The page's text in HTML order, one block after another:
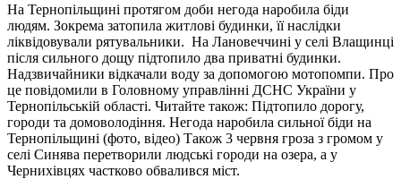
На Тернопільщині протягом доби негода наробила біди
людям. Зокрема затопила житлові будинки, її наслідки
ліквідовували рятувальники. На Лановеччині у селі Влащинці
після сильного дощу підтопило два приватні будинки.
Надзвичайники відкачали воду за допомогою мотопомпи. Про
це повідомили в Головному управлінні ДСНС України у
Тернопільській області. Читайте також: Підтопило дорогу,
городи та домоволодіння. Негода наробила сильної біди на
Тернопільщині (фото, відео) Також 3 червня гроза з громом у
селі Синява перетворили людські городи на озера, а у
Чернихівцях частково обвалився міст.